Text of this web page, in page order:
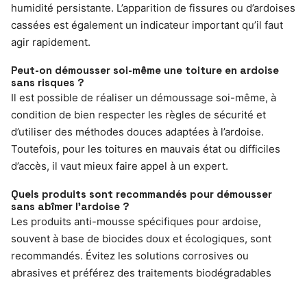
humidité persistante. L’apparition de fissures ou d’ardoises
cassées est également un indicateur important qu’il faut
agir rapidement.
Peut-on démousser soi-même une toiture en ardoise
sans risques ?
Il est possible de réaliser un démoussage soi-même, à
condition de bien respecter les règles de sécurité et
d’utiliser des méthodes douces adaptées à l’ardoise.
Toutefois, pour les toitures en mauvais état ou difficiles
d’accès, il vaut mieux faire appel à un expert.
Quels produits sont recommandés pour démousser
sans abîmer l’ardoise ?
Les produits anti-mousse spécifiques pour ardoise,
souvent à base de biocides doux et écologiques, sont
recommandés. Évitez les solutions corrosives ou
abrasives et préférez des traitements biodégradables